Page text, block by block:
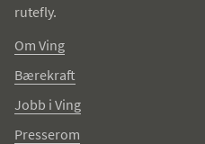
rutefly.
Om Ving
Bærekraft
Jobb i Ving
Presserom